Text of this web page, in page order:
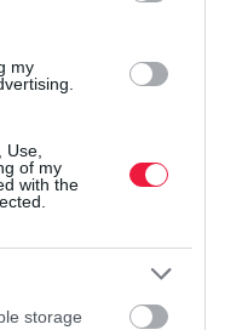
my
of my
with the
storage